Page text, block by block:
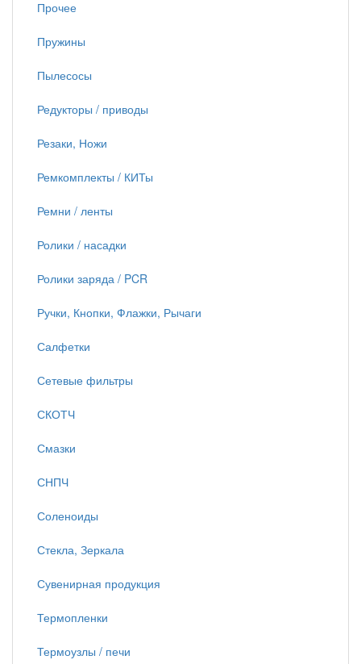
Прочее
Пружины
Пылесосы
Редукторы / приводы
Резаки, Ножи
Ремкомплекты / КИТы
Ремни / ленты
Ролики / насадки
Ролики заряда / PCR
Ручки, Кнопки, Флажки, Рычаги
Салфетки
Сетевые фильтры
СКОТЧ
Смазки
СНПЧ
Соленоиды
Стекла, Зеркала
Сувенирная продукция
Термопленки
Термоузлы / печи